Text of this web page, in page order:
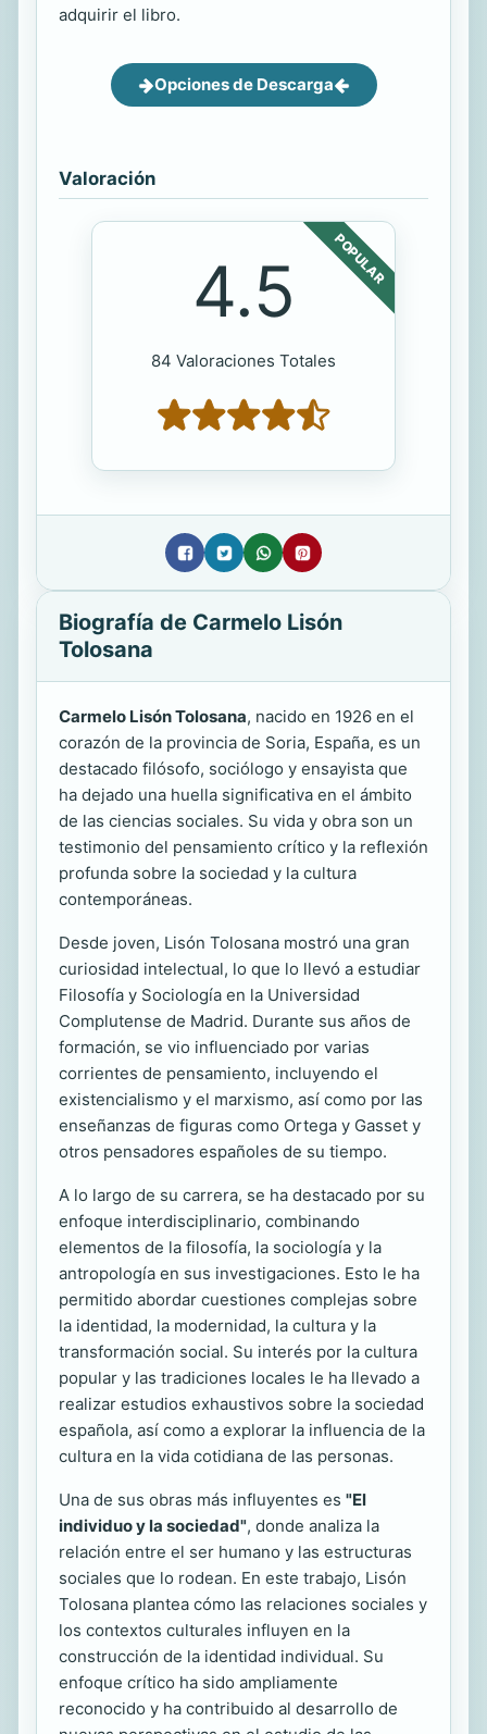
adquirir el libro.
Opciones de Descarga
Valoración
POPULAR
4.5
84 Valoraciones Totales
Biografía de Carmelo Lisón
Tolosana
Carmelo Lisón Tolosana, nacido en 1926 en el
corazón de la provincia de Soria, España, es un
destacado filósofo, sociólogo y ensayista que
ha dejado una huella significativa en el ámbito
de las ciencias sociales. Su vida y obra son un
testimonio del pensamiento crítico y la reflexión
profunda sobre la sociedad y la cultura
contemporáneas.
Desde joven, Lisón Tolosana mostró una gran
curiosidad intelectual, lo que lo llevó a estudiar
Filosofía y Sociología en la Universidad
Complutense de Madrid. Durante sus años de
formación, se vio influenciado por varias
corrientes de pensamiento, incluyendo el
existencialismo y el marxismo, así como por las
enseñanzas de figuras como Ortega y Gasset y
otros pensadores españoles de su tiempo.
A lo largo de su carrera, se ha destacado por su
enfoque interdisciplinario, combinando
elementos de la filosofía, la sociología y la
antropología en sus investigaciones. Esto le ha
permitido abordar cuestiones complejas sobre
la identidad, la modernidad, la cultura y la
transformación social. Su interés por la cultura
popular y las tradiciones locales le ha llevado a
realizar estudios exhaustivos sobre la sociedad
española, así como a explorar la influencia de la
cultura en la vida cotidiana de las personas.
Una de sus obras más influyentes es "El
individuo y la sociedad", donde analiza la
relación entre el ser humano y las estructuras
sociales que lo rodean. En este trabajo, Lisón
Tolosana plantea cómo las relaciones sociales y
los contextos culturales influyen en la
construcción de la identidad individual. Su
enfoque crítico ha sido ampliamente
reconocido y ha contribuido al desarrollo de